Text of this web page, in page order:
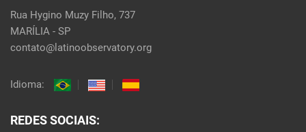
Rua Hygino Muzy Filho, 737
MARÍLIA - SP
contato@latinoobservatory.org
Idioma:
REDES SOCIAIS: